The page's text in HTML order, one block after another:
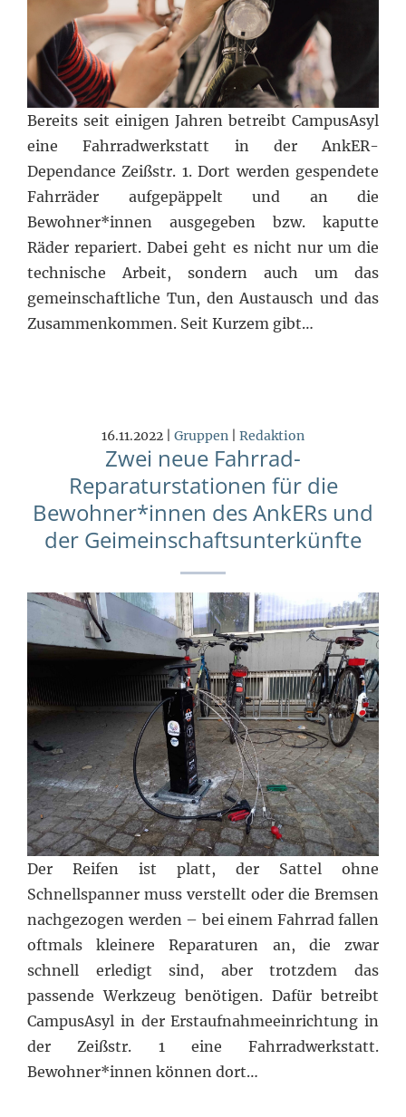
Bereits seit einigen Jahren betreibt CampusAsyl
eine Fahrradwerkstatt in der AnkER-
Dependance Zeißstr. 1. Dort werden gespendete
Fahrräder aufgepäppelt und an die
Bewohner*innen ausgegeben bzw. kaputte
Räder repariert. Dabei geht es nicht nur um die
technische Arbeit, sondern auch um das
gemeinschaftliche Tun, den Austausch und das
Zusammenkommen. Seit Kurzem gibt…
16.11.2022 | Gruppen Redaktion
Zwei neue Fahrrad-
Reparaturstationen für die
Bewohner*innen des AnkERs und
der Geimeinschaftsunterkünfte
Der Reifen ist platt, der Sattel ohne
Schnellspanner muss verstellt oder die Bremsen
nachgezogen werden – bei einem Fahrrad fallen
oftmals kleinere Reparaturen an, die zwar
schnell erledigt sind, aber trotzdem das
passende Werkzeug benötigen. Dafür betreibt
CampusAsyl in der Erstaufnahmeeinrichtung in
der Zeißstr. 1 eine Fahrradwerkstatt.
Bewohner*innen können dort…